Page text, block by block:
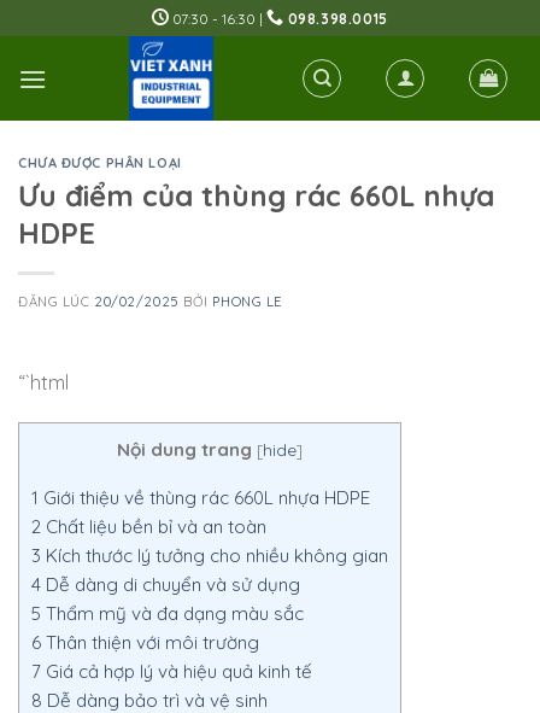
to
content
07:30 - 16:30 | 098.398.0015
CHƯA ĐƯỢC PHÂN LOẠI
Ưu điểm của thùng rác 660L nhựa
HDPE
ĐĂNG LÚC 20/02/2025 BỞI PHONG LE
“`html
Nội dung trang [hide]
1 Giới thiệu về thùng rác 660L nhựa HDPE
2 Chất liệu bền bỉ và an toàn
3 Kích thước lý tưởng cho nhiều không gian
4 Dễ dàng di chuyển và sử dụng
5 Thẩm mỹ và đa dạng màu sắc
6 Thân thiện với môi trường
7 Giá cả hợp lý và hiệu quả kinh tế
8 Dễ dàng bảo trì và vệ sinh